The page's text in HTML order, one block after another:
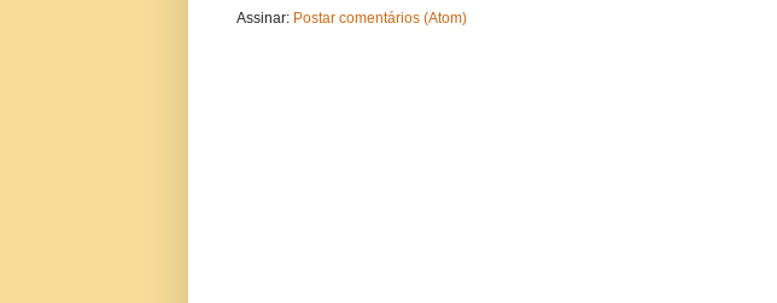
Assinar: Postar comentários (Atom)